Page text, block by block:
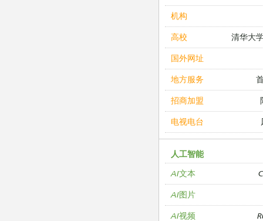
机构
高校 清华大
国外网址
地方服务
招商加盟
电视电台
人工智能
AI文本
AI图片
AI视频